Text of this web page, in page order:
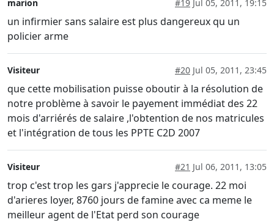
marion #19 Jul 05, 2011, 19:15
un infirmier sans salaire est plus dangereux qu un
policier arme
Visiteur #20 Jul 05, 2011, 23:45
que cette mobilisation puisse oboutir à la résolution de
notre problème à savoir le payement immédiat des 22
mois d'arriérés de salaire ,l'obtention de nos matricules
et l'intégration de tous les PPTE C2D 2007
Visiteur #21 Jul 06, 2011, 13:05
trop c'est trop les gars j'apprecie le courage. 22 moi
d'arieres loyer, 8760 jours de famine avec ca meme le
meilleur agent de l'Etat perd son courage